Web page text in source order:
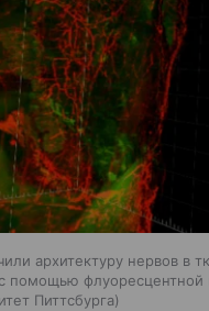
архитектуру нервов в
с помощью флуоресцентной
Питтсбурга